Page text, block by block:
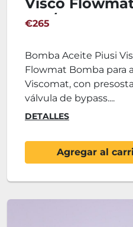
230/3M
€265
Bomba Aceite Piusi
Flowmat Bomba para
Viscomat, con
válvula de bypass....
DETALLES
Agregar al